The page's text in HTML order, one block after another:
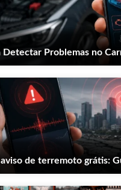
Detectar Problemas no
de terremoto grátis: